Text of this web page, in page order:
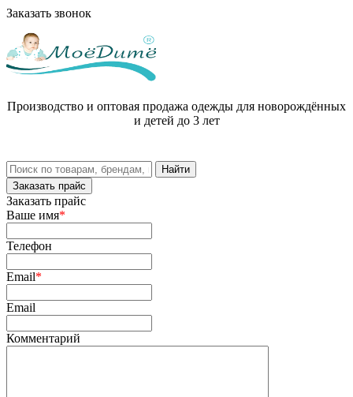
Заказать звонок
Производство и оптовая продажа одежды для новорождённых
и детей до 3 лет
Заказать прайс
Заказать прайс
Ваше имя*
Телефон
Email*
Email
Комментарий